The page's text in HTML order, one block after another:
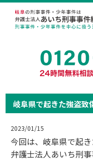
岐阜県で起きた強盗致
2023/01/15
今回は、岐阜県で起
弁護士法人あいち刑